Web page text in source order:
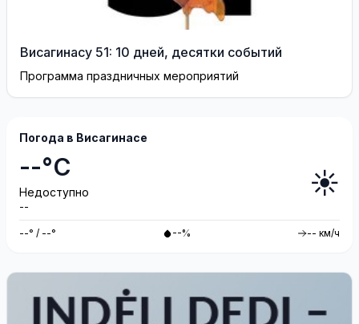
Висагинасу 51: 10 дней, десятки событий
Программа праздничных мероприятий
Погода в Висагинасе
--°C
Недоступно
--
☀️
--° / --° --% -- км/ч